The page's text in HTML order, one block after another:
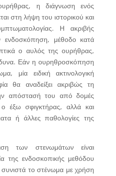
η διάγνωση ενός
στη λήψη του ιστορικού και
Η ακριβής
ενδοσκόπηση, μέθοδο κατά
ο αυλός της ουρήθρας,
Εάν η ουρηθροσκόπηση
μία ειδική ακτινολογική
θα αναδείξει ακριβώς τη
απόστασή του από δομές
έξω σφιγκτήρας, αλλά και
ή άλλες παθολογίες της
των στενωμάτων είναι
της ενδοσκοπικής μεθόδου
το στένωμα με χρήση